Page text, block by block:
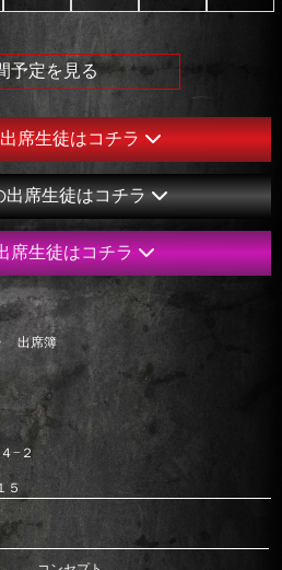
予定を見る
席生徒はコチラ
7,000オフ🌟
Rika －りか－(20)
出席生徒はコチラ
門【6位】✨
席生徒はコチラ
門【6位】✨
出席簿
−２
５